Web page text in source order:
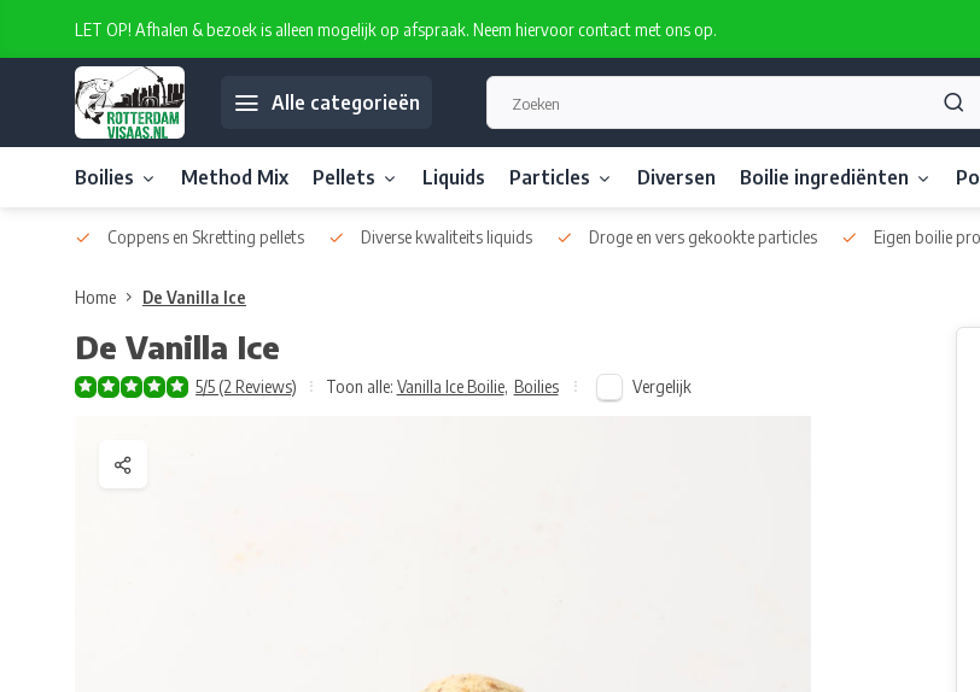
LET OP! Afhalen & bezoek is alleen mogelijk op afspraak. Neem hiervoor contact met ons op.
Alle categorieën
Boilies Method Mix Pellets Liquids Particles Diversen Boilie ingrediënten
Coppens en Skretting pellets Diverse kwaliteits liquids Droge en vers gekookte particles Eigen boilie
Home De Vanilla Ice
De Vanilla Ice
5/5 (2 Reviews) Toon alle: Vanilla Ice Boilie, Boilies Vergelijk